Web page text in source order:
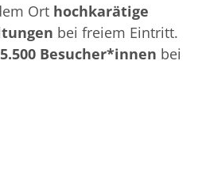
Ort hochkarätige
bei freiem Eintritt.
Besucher*innen bei